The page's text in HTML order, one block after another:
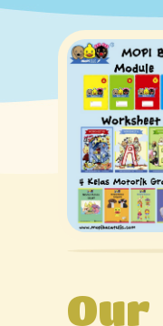
Home
Classes
Gallery
News
Franchise
Center
Contact
Our